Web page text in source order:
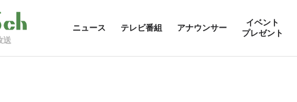
送
ニュース テレビ番組 アナウンサー
イベント
プレゼント